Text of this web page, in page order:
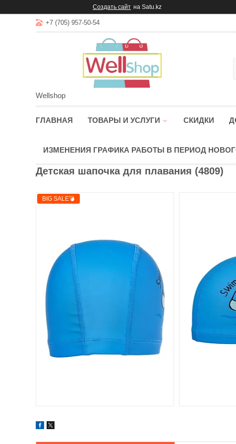
Создать сайт на Satu.kz
+7 (705) 957-50-54
Wellshop
ГЛАВНАЯ ТОВАРЫ И УСЛУГИ СКИДКИ
ИЗМЕНЕНИЯ ГРАФИКА РАБОТЫ В ПЕРИОД
Детская шапочка для плавания (4809)
BIG SALE💣